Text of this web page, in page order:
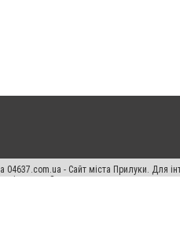
- Сайт міста Прилуки. Для
Законом.